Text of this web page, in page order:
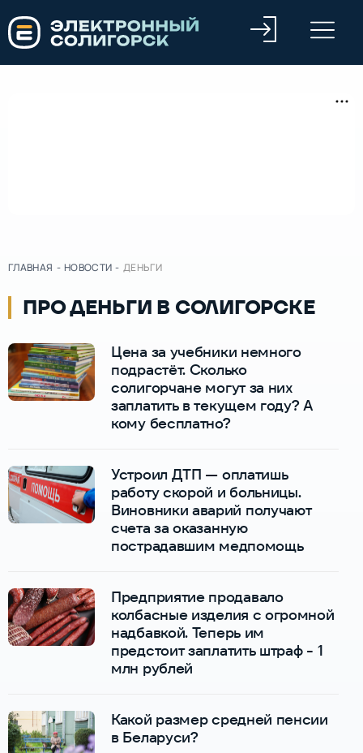
ГЛАВНАЯ - НОВОСТИ - ДЕНЬГИ
ПРО ДЕНЬГИ В СОЛИГОРСКЕ
Цена за учебники немного
подрастёт. Сколько
солигорчане могут за них
заплатить в текущем году? А
кому бесплатно?
Устроил ДТП — оплатишь
работу скорой и больницы.
Виновники аварий получают
счета за оказанную
пострадавшим медпомощь
Предприятие продавало
колбасные изделия с огромной
надбавкой. Теперь им
предстоит заплатить штраф - 1
млн рублей
Какой размер средней пенсии
в Беларуси?